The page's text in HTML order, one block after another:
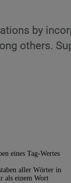
eines Tag-Wertes
aller Wörter in
als einem Wort